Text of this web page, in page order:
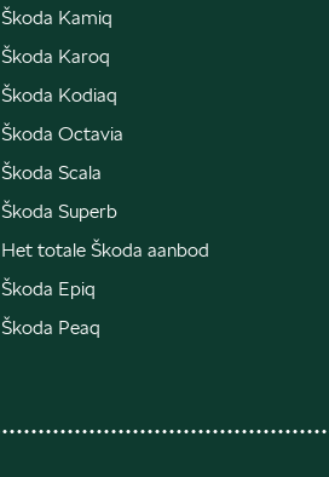
Škoda Kamiq
Škoda Karoq
Škoda Kodiaq
Škoda Octavia
Škoda Scala
Škoda Superb
Het totale Škoda aanbod
Škoda Epiq
Škoda Peaq